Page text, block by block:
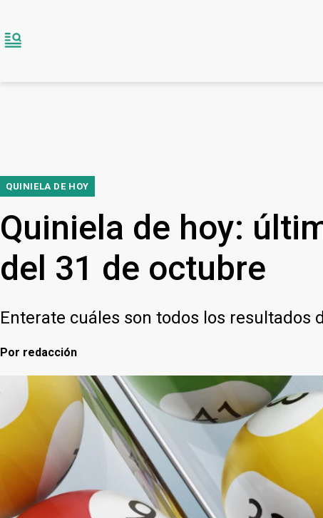
QUINIELA DE HOY
Quiniela de hoy:
del 31 de octubre
Enterate cuáles son todos los resultados
Por redacción